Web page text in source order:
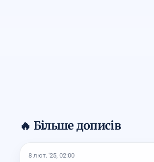
🔥 Більше дописів
8 лют. '25, 02:00